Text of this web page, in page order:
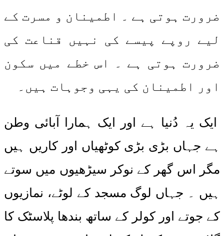
ضرورت ہوتی ہے ۔ اطمینان و مسرت کے
لیے روپے پیسے کی نہیں قناعت کی
ضرورت ہوتی ہے ۔ اس خطے میں سکون
اور اطمینان کی یہی وجوہات ہیں۔
ایک یہ دُنیا ہے اور ایک ہمارا آبائی وطن
ہے جہاں بڑی بڑی کوٹھیاں اور کاریں ہیں
مگر اس گھر کے نوکر سیڑھیوں میں سوتے
ہیں ۔ جہاں لوگ مسجد کے لوٹے، نمازیوں
کے جوتے اور کولر کے ساتھ بندھا پلاسٹک کا